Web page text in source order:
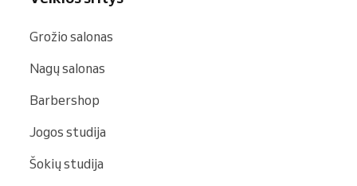
Grožio salonas
Nagų salonas
Barbershop
Jogos studija
Šokių studija